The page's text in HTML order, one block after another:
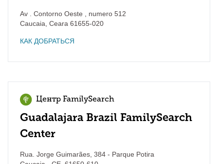
Av . Contorno Oeste , numero 512
Caucaia Ceara 61655-020
КАК ДОБРАТЬСЯ
Центр FamilySearch
Guadalajara Brazil FamilySearch
Center
Rua. Jorge Guimarães, 384 - Parque Potira